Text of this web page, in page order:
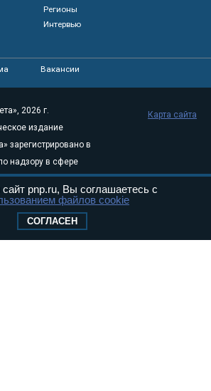
Регионы
Интервью
Вакансии
2026 г.
издание
зарегистрировано в
надзору в сфере
технологий и
(Роскомнадзор) 05
Эл № ФС77-
Карта сайта
pnp.ru, Вы соглашаетесь с
файлов cookie
СОГЛАСЕН